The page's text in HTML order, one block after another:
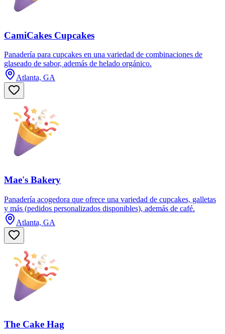
CamiCakes Cupcakes
Panadería para cupcakes en una variedad de combinaciones de
glaseado de sabor, además de helado orgánico.
Atlanta, GA
Mae's Bakery
Panadería acogedora que ofrece una variedad de cupcakes, galletas
y más (pedidos personalizados disponibles), además de café.
Atlanta, GA
The Cake Hag